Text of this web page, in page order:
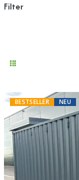
Filter
BESTSELLER NEU